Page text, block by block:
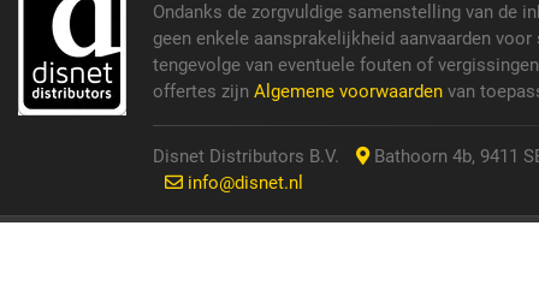
Ondanks de zorgvuldige samenstelling van de
geen enkele aansprakelijkheid aanvaarden
tengevolge van eventuele fouten of
offertes zijn Algemene voorwaarden van
Disnet Distributors B.V.
Bathoorn 4b, 9411
info@disnet.nl